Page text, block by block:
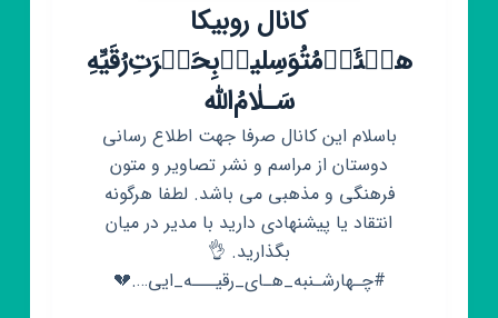
کانال روبیکا
هیۡئَتۡ‌مُتُوَسِلینۡ‌بِحَضۡرَت‌ِرُقَیِّهِ
سَـلٰامُ‌الله‌
باسلام این کانال صرفا جهت اطلاع رسانی
دوستان از مراسم و نشر تصاویر و متون
فرهنگی و مذهبی می باشد. لطفا هرگونه
انتقاد یا پیشنهادی دارید با مدیر در میان
بگذارید. 👌
#چـهارشـنبه_هـای_رقیـــه_ایی….💔